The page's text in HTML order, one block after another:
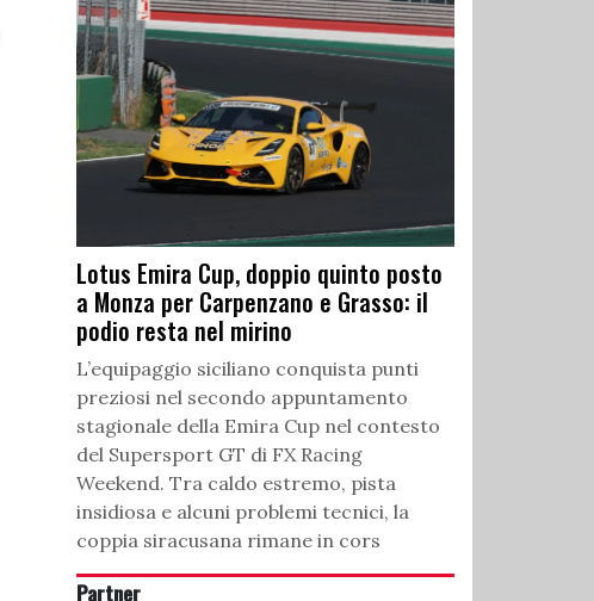
Lotus Emira Cup, doppio quinto posto
a Monza per Carpenzano e Grasso: il
podio resta nel mirino
L’equipaggio siciliano conquista punti
preziosi nel secondo appuntamento
stagionale della Emira Cup nel contesto
del Supersport GT di FX Racing
Weekend. Tra caldo estremo, pista
insidiosa e alcuni problemi tecnici, la
coppia siracusana rimane in cors
Partner